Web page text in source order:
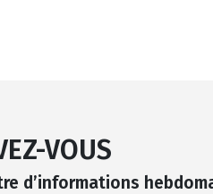
VOUS
d’informations